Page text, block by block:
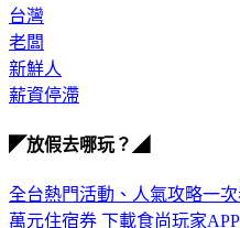
台灣
老闆
新鮮人
薪資停滯
◤放假去哪玩？◢
全台熱門活動、人氣攻略一次
萬元住宿券
下載食尚玩家